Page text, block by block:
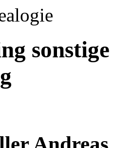
sonstige